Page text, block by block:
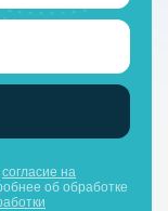
согласие на
об обработке